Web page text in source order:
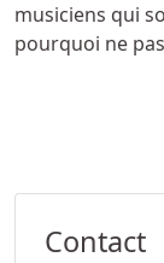
musiciens qui
pourquoi ne
Contact